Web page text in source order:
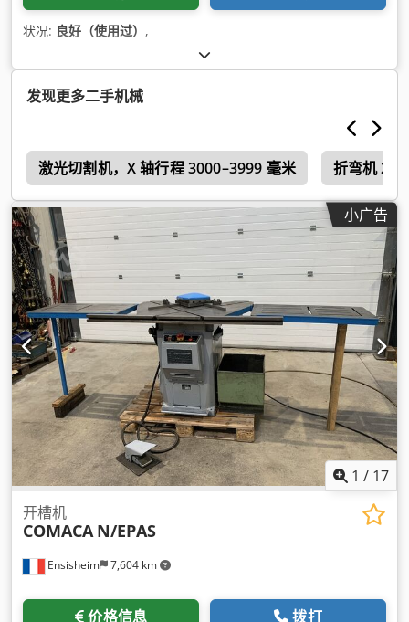
状况: 良好（使用过） ,
发现更多二手机械
激光切割机，X 轴行程 3000–3999 毫米 折弯机
小广告
1 / 17
Ensisheim 7,604 km
开槽机
COMACA N/EPAS
价格信息 拨打